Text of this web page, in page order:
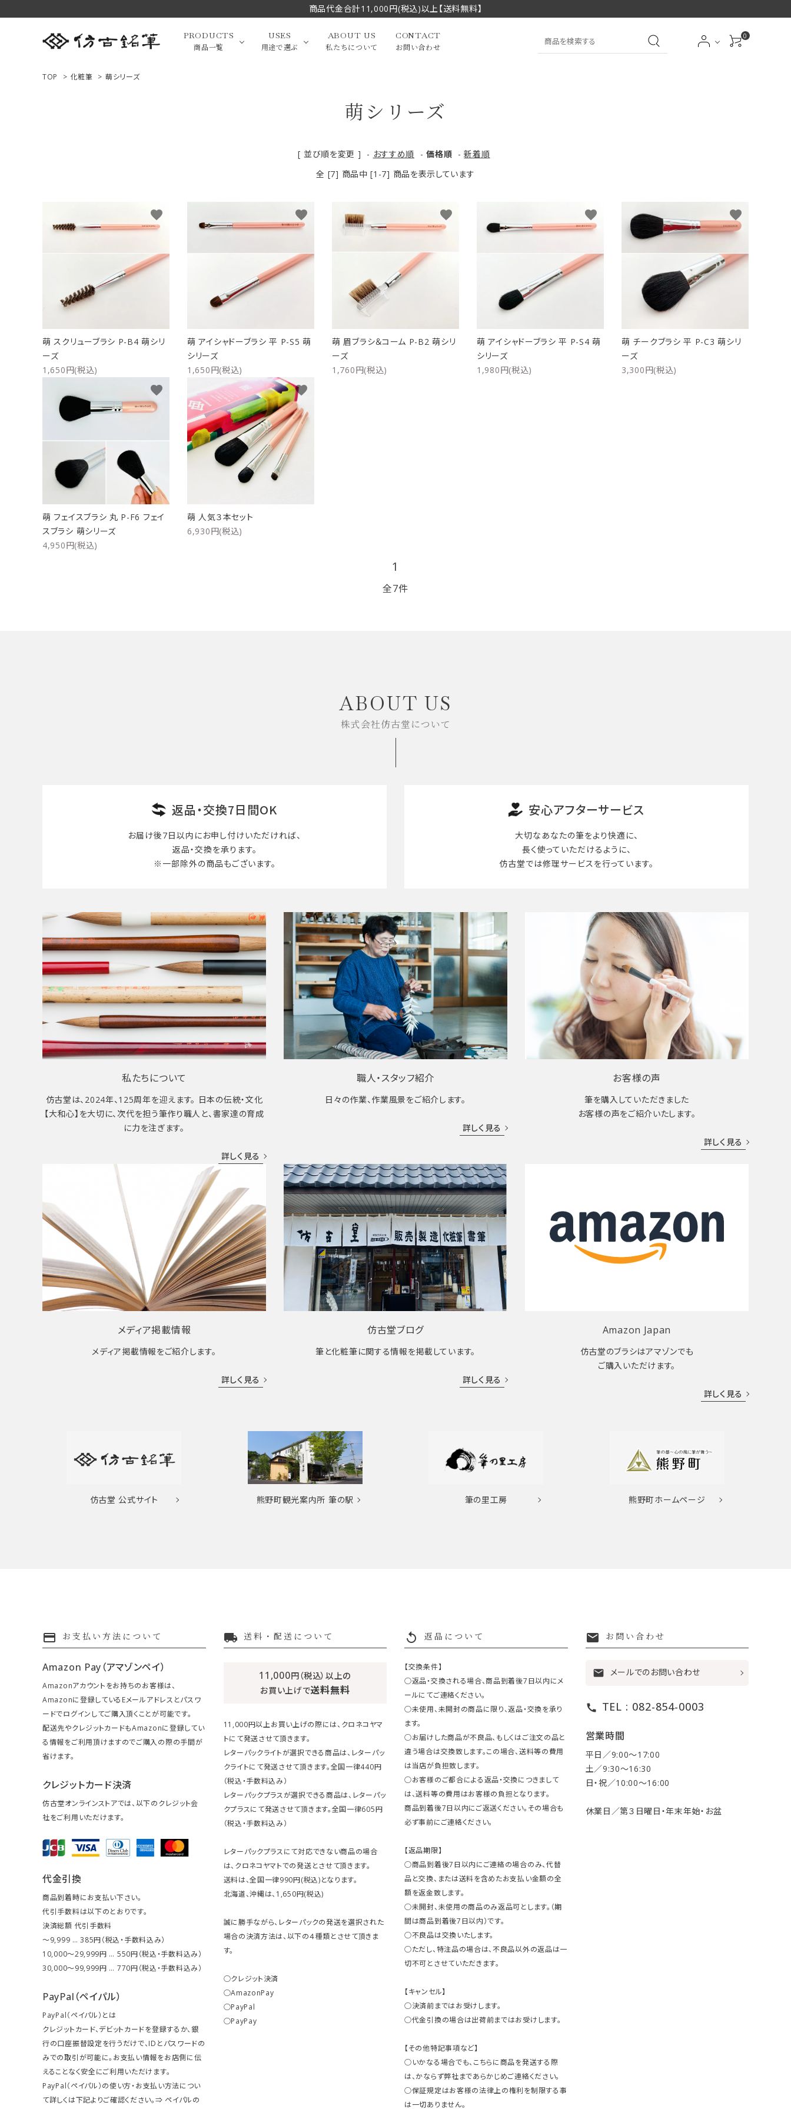
商品代金合計11,000円(税込)以上【送料無料】
PRODUCTS
商品一覧
大中筆（半切・条幅以
小筆
限定品・セット品
贈り物
洗浄剤 オプション・その他
USES
用途で選ぶ
写経・御朱印 画筆・絵てがみ
贈り物（限定セット） 洗浄剤・その他
フェイスブラシ チークブラシ アイシャドーブラシ アイブローブラシ
リップブラシ ケース 洗浄剤・その他
ABOUT US
私たちについて
CONTACT
お問い合わせ
0
用途で選ぶ
特定商取引法について
TOP > 化粧筆 > 萌シリーズ
萌シリーズ
[ 並び順を変更 ] - おすすめ順 -価格順 -新着順
全 [7] 商品中 [1-7] 商品を表示しています
萌 スクリューブラシ P-B4 萌シリ
ーズ
1,650円(税込)
favorite
萌 アイシャドーブラシ 平 P-S5 萌
シリーズ
1,650円(税込)
favorite
萌 眉ブラシ＆コーム P-B2 萌シリ
ーズ
1,760円(税込)
favorite
萌 アイシャドーブラシ 平 P-S4 萌
シリーズ
1,980円(税込)
favorite
萌 チークブラシ 平 P-C3 萌シリ
ーズ
3,300円(税込)
favorite
萌 フェイスブラシ 丸 P-F6 フェイ
スブラシ 萌シリーズ
4,950円(税込)
favorite
萌 人気３本セット
6,930円(税込)
favorite
1
全7件
ABOUT US
株式会社仿古堂について
返品・交換7日間OK
お届け後7日以内にお申し付けいただければ、
返品・交換を承ります。
※一部除外の商品もございます。
安心アフターサービス
大切なあなたの筆をより快適に、
長く使って いただけるように、
仿古堂では修理サービスを行っています。
私たちについて
仿古堂は、2024年、125周年を迎えます。 日本の伝統・文化
【大和心】を大切に、次代を担う筆作り職人と、書家達の育成
に力を注ぎます。
詳しく見る
職人・スタッフ紹介
日々の作業、作業風景をご紹介します。
詳しく見る
お客様の声
筆を購入していただきました
お客様の声をご紹介いたします。
詳しく見る
メディア掲載情報
メディア掲載情報をご紹介します。
詳しく見る
仿古堂ブログ
筆と化粧筆に関する情報を掲載しています。
詳しく見る
Amazon Japan
仿古堂のブラシはアマゾンでも
ご購入いただけます。
詳しく見る
仿古堂 公式サイト 熊野町観光案内所 筆の駅 筆の里工房 熊野町ホームページ
payment お支払い方法について
Amazon Pay（アマゾンペイ）
Amazonアカウントをお持ちのお客様は、
Amazonに登録しているEメールアドレスとパスワ
ードでログインしてご購入頂くことが可能です。
配送先やクレジットカードもAmazonに登録してい
る情報をご利用頂けますのでご購入の際の手間が
省けます。
クレジットカード決済
仿古堂オンラインストアでは、以下のクレジット会
社をご利用いただけます。
代金引換
商品到着時にお支払い下さい。
代引手数料は以下のとおりです。
決済総額 代引手数料
～9,999 … 385円（税込・手数料込み）
10,000～29,999円 … 550円（税込・手数料込み）
30,000～99,999円 … 770円（税込・手数料込み）
PayPal（ペイパル）
PayPal（ペイパル）とは
クレジットカード、デビットカードを登録するか、銀
行の口座振替設定を行うだけで、IDとパスワードの
みでの取引が可能に。お支払い情報をお店側に伝
えることなく安全にご利用いただけます。
PayPal（ペイパル）の使い方・お支払い方法につい
て詳しくは下記よりご確認ください。⇒ ペイパルの
local_shipping 送料・配送について
11,000円（税込）以上の
お買い上げで送料無料
11,000円以上お買い上げの際には、クロネコヤマ
トにて発送させて頂きます。
レターパックライトが選択できる商品は、レターパッ
クライトにて発送させて頂きます。全国一律440円
（税込・手数料込み）
レターパックプラスが選択できる商品は、レターパッ
クプラスにて発送させて頂きます。全国一律605円
（税込・手数料込み）
レターパックプラスにて対応できない商品の場合
は、クロネコヤマトでの発送とさせて頂きます。
送料は、全国一律990円(税込)となります。
北海道、沖縄は、1,650円(税込)
誠に勝手ながら、レターパックの発送を選択された
場合の決済方法は、以下の４種類とさせて頂きま
す。
○クレジット決済
○AmazonPay
○PayPal
○PayPay
replay 返品について
【交換条件】
○返品・交換される場合、商品到着後7日以内にメ
ールにてご連絡ください。
○未使用、未開封の商品に限り、返品・交換を承り
ます。
○お届けした商品が不良品、もしくはご注文の品と
違う場合は交換致します。この場合、送料等の費用
は当店が負担致します。
○お客様のご都合による返品・交換につきまして
は、送料等の費用はお客様の負担となります。
商品到着後7日以内にご返送ください。その場合も
必ず事前にご連絡ください。
【返品期限】
○商品到着後7日以内にご連絡の場合のみ、代替
品と交換、または送料を含めたお支払い金額の全
額を返金致します。
○未開封、未使用の商品のみ返品可とします。（期
間は商品到着後7日以内）です。
○不良品は交換いたします。
○ただし、特注品の場合は、不良品以外の返品は一
切不可とさせていただきます。
【キャンセル】
○決済前まではお受けします。
○代金引換の場合は出荷前まではお受けします。
【その他特記事項など】
○いかなる場合でも、こちらに商品を発送する際
は、かならず弊社まであらかじめご連絡ください。
○保証規定はお客様の法律上の権利を制限する事
は一切ありません。
mail お問い合わせ
mail メールでのお問い合わせ
call TEL : 082-854-0003
営業時間
平日／9:00〜17:00
土／9:30〜16:30
日・祝／10:00〜16:00
休業日／第３日曜日・年末年始・お盆